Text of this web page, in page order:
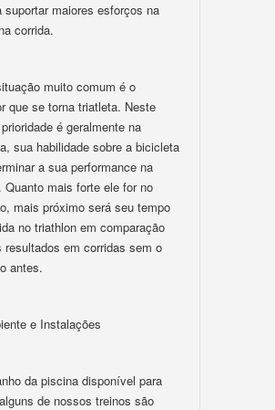
suportar maiores esforços na
corrida.
muito comum é o
que se torna triatleta. Neste
é geralmente na
sua habilidade sobre a bicicleta
a sua performance na
Quanto mais forte ele for no
mais próximo será seu tempo
no triathlon em comparação
resultados em corridas sem o
antes.
e Instalações
da piscina disponível para
de nossos treinos são